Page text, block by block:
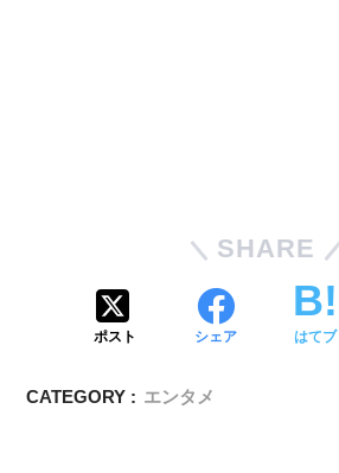
SHARE
ポスト シェア はてブ
CATEGORY : エンタメ